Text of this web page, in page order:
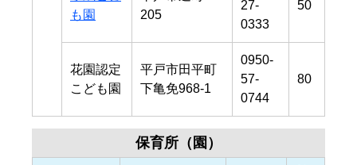
も園
205
27-
0333
50
花園認定
こども園
平戸市田平町
下亀免968-1
0950-
57-
0744
80
保育所（園）